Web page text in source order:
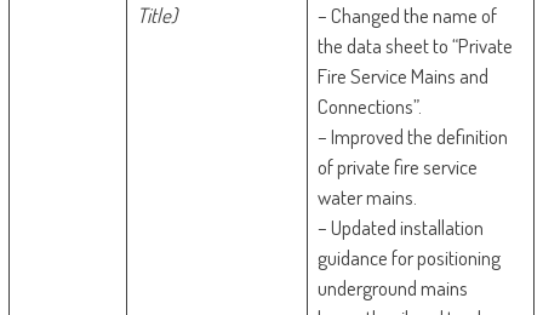
Title)
– Changed the name of
the data sheet to “Private
Fire Service Mains and
Connections”.
– Improved the definition
of private fire service
water mains.
– Updated installation
guidance for positioning
underground mains